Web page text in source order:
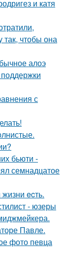
и катя
чтобы она
алоэ
с
бьюти -
семнадцатое
ecть.
- юзеры
Павле.
фото певца